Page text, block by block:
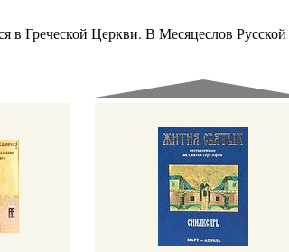
в Греческой Церкви. В Месяцеслов Русской